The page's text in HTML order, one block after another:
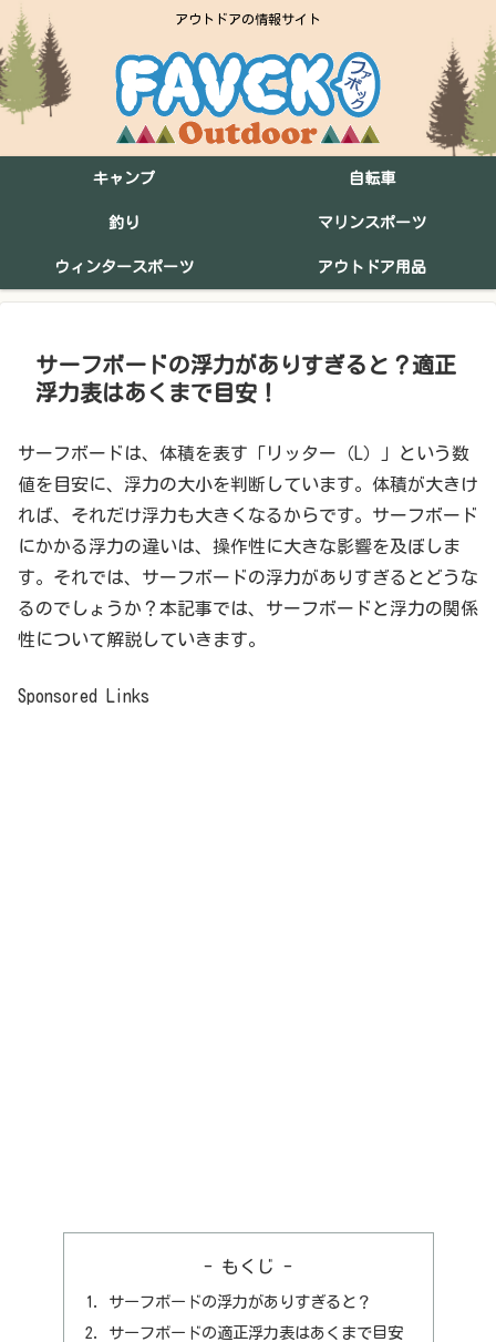
アウトドアの情報サイト
キャンプ 自転車
釣り マリンスポーツ
ウィンタースポーツ アウトドア用品
サーフボードの浮力がありすぎると？適正
浮力表はあくまで目安！
サーフボードは、体積を表す「リッター（L）」という数
値を目安に、浮力の大小を判断しています。体積が大きけ
れば、それだけ浮力も大きくなるからです。サーフボード
にかかる浮力の違いは、操作性に大きな影響を及ぼしま
す。それでは、サーフボードの浮力がありすぎるとどうな
るのでしょうか？本記事では、サーフボードと浮力の関係
性について解説していきます。
Sponsored Links
- もくじ -
サーフボードの浮力がありすぎると？
サーフボードの適正浮力表はあくまで目安